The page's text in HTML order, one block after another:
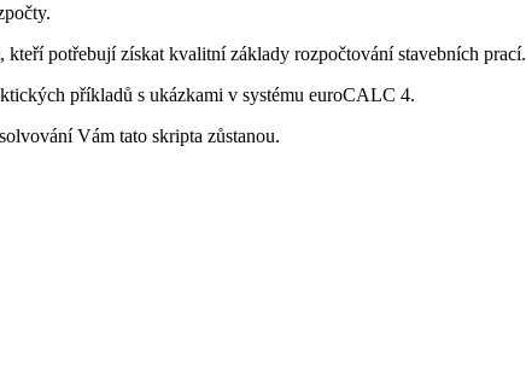
potřebují získat kvalitní základy rozpočtování stavebních prací.
příkladů s ukázkami v systému euroCALC 4.
Vám tato skripta zůstanou.